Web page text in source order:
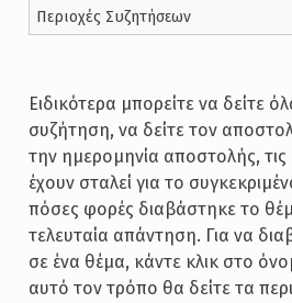
Περιοχές Συζητήσεων
Ειδικότερα μπορείτε να δείτε
συζήτηση, να δείτε τον
την ημερομηνία αποστολής,
έχουν σταλεί για το
πόσες φορές διαβάστηκε το
τελευταία απάντηση. Για να
σε ένα θέμα, κάντε κλικ στο
αυτό τον τρόπο θα δείτε τα